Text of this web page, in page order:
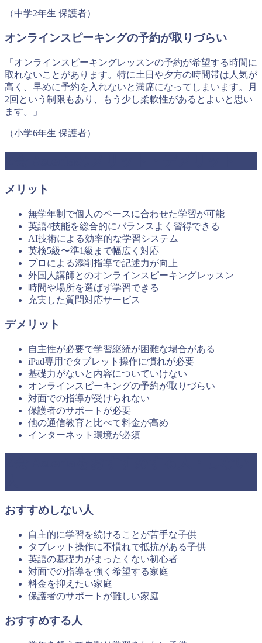
（中学2年生 保護者）
オンラインスピーキングの予約が取りづらい
「オンラインスピーキングレッスンの予約が希望する時間に
取れないことがあります。特に土日や夕方の時間帯は人気が
高く、早めに予約を入れないと満席になってしまいます。月
2回という制限もあり、もう少し柔軟性があるとよいと思い
ます。」
（小学6年生 保護者）
メリット
無学年制で個人のペースに合わせた学習が可能
英語4技能を総合的にバランスよく習得できる
AI技術による効率的な学習システム
英検5級〜準1級まで幅広く対応
プロによる添削指導で記述力が向上
外国人講師とのオンラインスピーキングレッスン
時間や場所を選ばず学習できる
充実した質問対応サービス
デメリット
自主性が必要で学習継続が困難な場合がある
iPad専用でタブレット操作に慣れが必要
基礎力がないと内容についていけない
オンラインスピーキングの予約が取りづらい
対面での指導が受けられない
保護者のサポートが必要
他の通信教育と比べて料金が高め
インターネット環境が必須
おすすめしない人
自主的に学習を続けることが苦手な子供
タブレット操作に不慣れで抵抗がある子供
英語の基礎力がまったくない初心者
対面での指導を強く希望する家庭
料金を抑えたい家庭
保護者のサポートが難しい家庭
おすすめする人